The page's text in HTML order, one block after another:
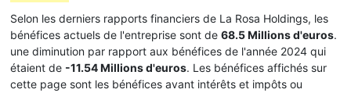
Selon les derniers rapports financiers de La Rosa Holdings, les
bénéfices actuels de l'entreprise sont de 68.5 Millions d'euros.
une diminution par rapport aux bénéfices de l'année 2024 qui
étaient de -11.54 Millions d'euros. Les bénéfices affichés sur
cette page sont les bénéfices avant intérêts et impôts ou